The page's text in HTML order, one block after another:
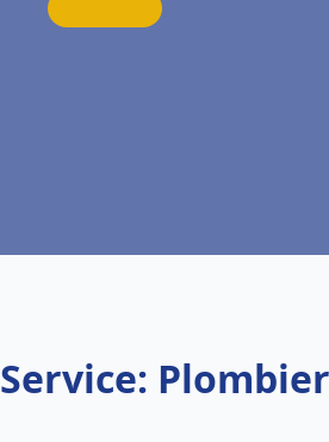
Service: